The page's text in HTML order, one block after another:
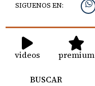
SIGUENOS EN:
videos premium
BUSCAR